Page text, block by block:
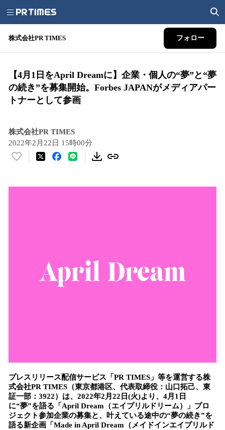
株式会社PR TIMES フォロー
【4月1日をApril Dreamに】企業・個人の“夢”と“夢
の続き”を募集開始。Forbes JAPANがメディアパー
トナーとして参画
株式会社PR TIMES
2022年2月22日 15時00分
い
プレスリリース配信サービス「PR TIMES」等を運営する株
式会社PR TIMES（東京都港区、代表取締役：山口拓己、東
証一部：3922）は、2022年2月22日(火)より、4月1日
に“夢”を語る「April Dream（エイプリルドリーム）」プロ
ジェクト参加企業の募集と、叶えている途中の“夢の続き”を
語る新企画「Made in April Dream（メイドインエイプリルド